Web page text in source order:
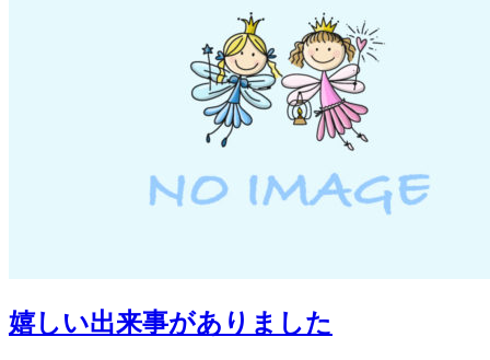
嬉しい出来事がありました